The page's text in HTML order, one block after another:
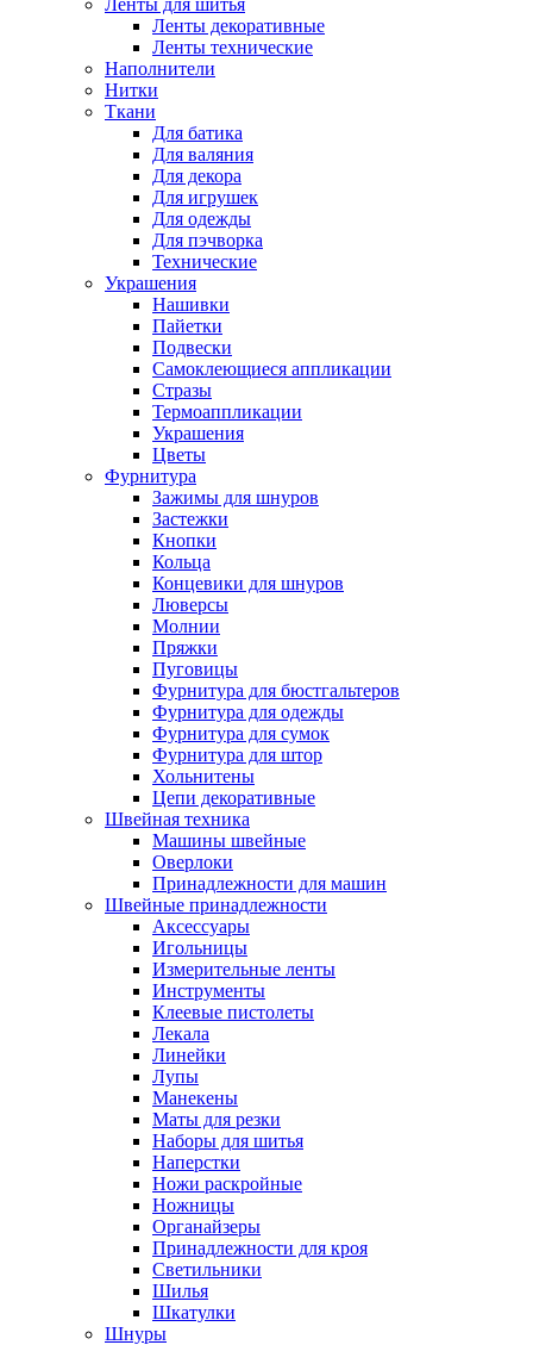
Ленты для шитья
Ленты декоративные
Ленты технические
Наполнители
Нитки
Ткани
Для батика
Для валяния
Для декора
Для игрушек
Для одежды
Для пэчворка
Технические
Украшения
Нашивки
Пайетки
Подвески
Самоклеющиеся аппликации
Стразы
Термоаппликации
Украшения
Цветы
Фурнитура
Зажимы для шнуров
Застежки
Кнопки
Кольца
Концевики для шнуров
Люверсы
Молнии
Пряжки
Пуговицы
Фурнитура для бюстгальтеров
Фурнитура для одежды
Фурнитура для сумок
Фурнитура для штор
Хольнитены
Цепи декоративные
Швейная техника
Машины швейные
Оверлоки
Принадлежности для машин
Швейные принадлежности
Аксессуары
Игольницы
Измерительные ленты
Инструменты
Клеевые пистолеты
Лекала
Линейки
Лупы
Манекены
Маты для резки
Наборы для шитья
Наперстки
Ножи раскройные
Ножницы
Органайзеры
Принадлежности для кроя
Светильники
Шилья
Шкатулки
Шнуры